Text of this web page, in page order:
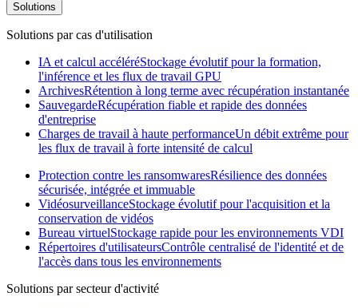
Solutions
Solutions par cas d'utilisation
IA et calcul accéléréStockage évolutif pour la formation,
l'inférence et les flux de travail GPU
ArchivesRétention à long terme avec récupération instantanée
SauvegardeRécupération fiable et rapide des données
d'entreprise
Charges de travail à haute performanceUn débit extrême pour
les flux de travail à forte intensité de calcul
Protection contre les ransomwaresRésilience des données
sécurisée, intégrée et immuable
VidéosurveillanceStockage évolutif pour l'acquisition et la
conservation de vidéos
Bureau virtuelStockage rapide pour les environnements VDI
Répertoires d'utilisateursContrôle centralisé de l'identité et de
l'accès dans tous les environnements
Solutions par secteur d'activité